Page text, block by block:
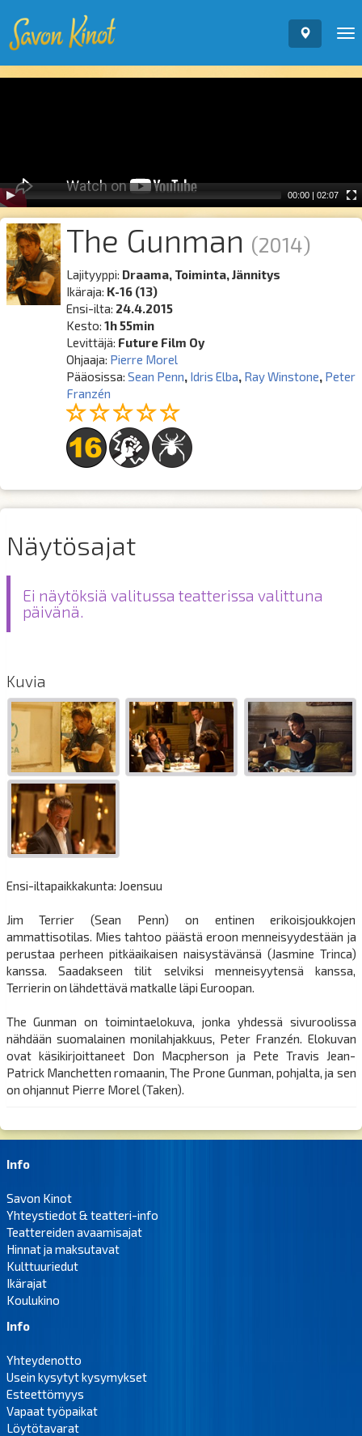
00:00 | 02:07
The Gunman (2014)
Lajityyppi: Draama, Toiminta, Jännitys
Ikäraja: K-16 (13)
Ensi-ilta: 24.4.2015
Kesto:1h 55min
Levittäjä: Future Film Oy
Ohjaaja: Pierre Morel
Pääosissa:Sean Penn, Idris Elba, Ray Winstone, Peter
Franzén
Näytösajat
Ei näytöksiä valitussa teatterissa valittuna
päivänä.
Kuvia
Ensi-iltapaikkakunta: Joensuu
Jim Terrier (Sean Penn) on entinen erikoisjoukkojen
ammattisotilas. Mies tahtoo päästä eroon menneisyydestään ja
perustaa perheen pitkäaikaisen naisystävänsä (Jasmine Trinca)
kanssa. Saadakseen tilit selviksi menneisyytensä kanssa,
Terrierin on lähdettävä matkalle läpi Euroopan.
The Gunman on toimintaelokuva, jonka yhdessä sivuroolissa
nähdään suomalainen monilahjakkuus, Peter Franzén. Elokuvan
ovat käsikirjoittaneet Don Macpherson ja Pete Travis Jean-
Patrick Manchetten romaanin, The Prone Gunman, pohjalta, ja sen
on ohjannut Pierre Morel (Taken).
Info
Savon Kinot
Yhteystiedot & teatteri-info
Teattereiden avaamisajat
Hinnat ja maksutavat
Kulttuuriedut
Ikärajat
Koulukino
Info
Yhteydenotto
Usein kysytyt kysymykset
Esteettömyys
Vapaat työpaikat
Löytötavarat